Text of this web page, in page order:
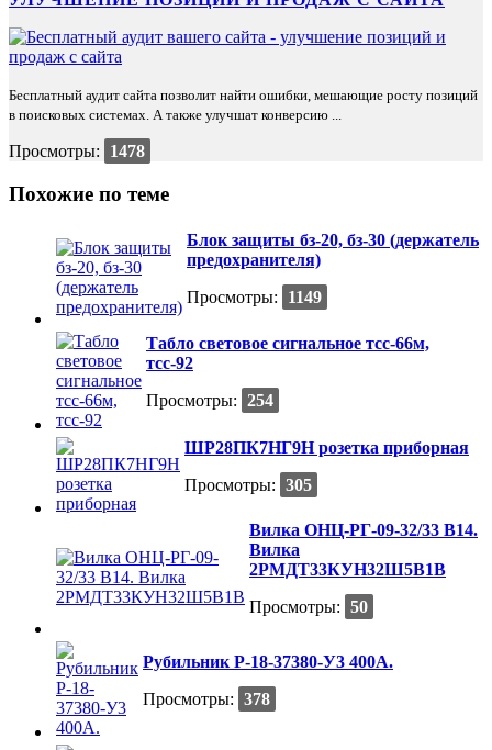
Бесплатный аудит сайта позволит найти ошибки, мешающие росту позиций
в поисковых системах. А также улучшат конверсию ...
Просмотры: 1478
Похожие по теме
Блок защиты бз-20, бз-30 (держатель
предохранителя)
Просмотры:
1149
Табло световое сигнальное тсс-66м,
тсс-92
Просмотры: 254
ШР28ПК7НГ9Н розетка приборная
Просмотры: 305
Вилка ОНЦ-РГ-09-32/33 В14.
Вилка
2РМДТ33КУН32Ш5В1В
Просмотры: 50
Рубильник Р-18-37380-У3 400А.
Просмотры: 378